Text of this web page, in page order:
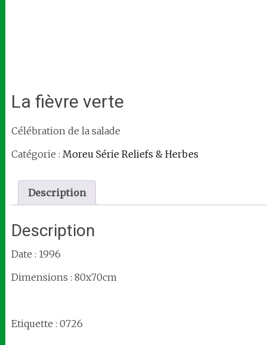
La fièvre verte
Célébration de la salade
Catégorie : Moreu Série Reliefs & Herbes
Description
Description
Date : 1996
Dimensions : 80x70cm
Etiquette : 0726